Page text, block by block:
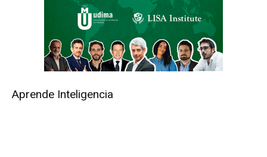
Aprende Inteligencia